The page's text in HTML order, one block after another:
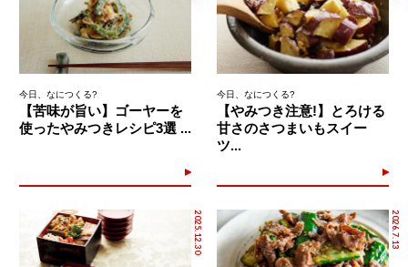
今日、なにつくる?
【苦味が旨い】ゴーヤーを
使ったやみつきレシピ3選 ...
今日、なにつくる?
【やみつき注意!】とろける
甘さのさつまいもスイー
ツ...
2025.12.30 2026.7.13